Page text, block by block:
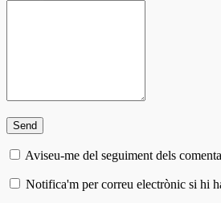
Aviseu-me del seguiment dels
Notifica'm per correu electrònic si hi